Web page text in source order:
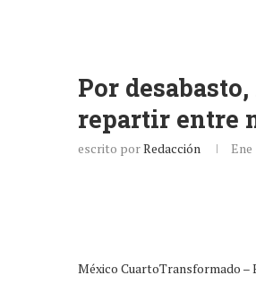
Por
repartir entre
escrito porRedacción Ene
México CuartoTransformado –